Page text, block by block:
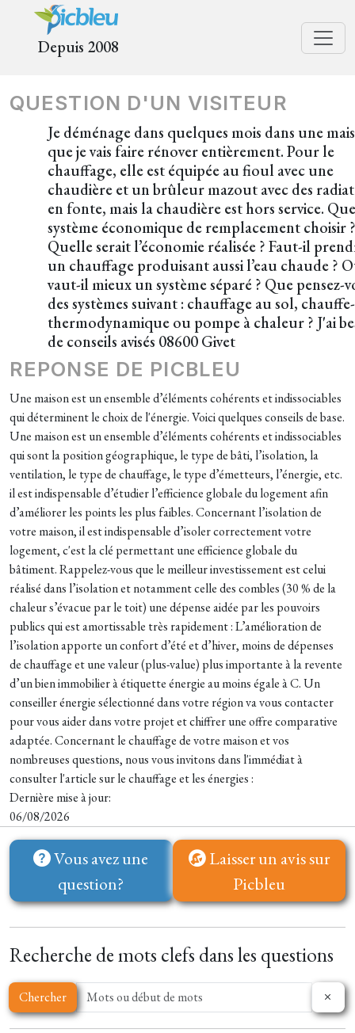
Depuis 2008
QUESTION D'UN VISITEUR
Je déménage dans quelques mois dans une
que je vais faire rénover entièrement. Pour le
chauffage, elle est équipée au fioul avec une
chaudière et un brûleur mazout avec des
en fonte, mais la chaudière est hors service.
système économique de remplacement choisir ?
Quelle serait l’économie réalisée ? Faut-il
un chauffage produisant aussi l’eau chaude ?
vaut-il mieux un système séparé ? Que pensez-
des systèmes suivant : chauffage au sol,
thermodynamique ou pompe à chaleur ? J'ai
de conseils avisés 08600 Givet
REPONSE DE PICBLEU
Une maison est un ensemble d’éléments cohérents et indissociables
qui déterminent le choix de l'énergie. Voici quelques conseils de base.
Une maison est un ensemble d’éléments cohérents et indissociables
qui sont la position géographique, le type de bâti, l’isolation, la
ventilation, le type de chauffage, le type d’émetteurs, l’énergie, etc.
il est indispensable d’étudier l’efficience globale du logement afin
d’améliorer les points les plus faibles. Concernant l’isolation de
votre maison, il est indispensable d’isoler correctement votre
logement, c'est la clé permettant une efficience globale du
bâtiment. Rappelez-vous que le meilleur investissement est celui
réalisé dans l’isolation et notamment celle des combles (30 % de la
chaleur s’évacue par le toit) une dépense aidée par les pouvoirs
publics qui est amortissable très rapidement : L’amélioration de
l’isolation apporte un confort d’été et d’hiver, moins de dépenses
de chauffage et une valeur (plus-value) plus importante à la revente
d’un bien immobilier à étiquette énergie au moins égale à C. Un
conseiller énergie sélectionné dans votre région va vous contacter
pour vous aider dans votre projet et chiffrer une offre comparative
adaptée. Concernant le chauffage de votre maison et vos
nombreuses questions, nous vous invitons dans l'immédiat à
consulter l'article sur le chauffage et les énergies :
Dernière mise à jour:
06/08/2026
Vous avez une
question?
Laisser un avis sur
Picbleu
Recherche de mots clefs dans les questions
Chercher